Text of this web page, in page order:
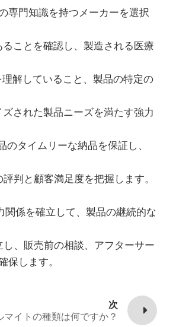
専門知識を持つメーカーを選択
ことを確認し、製造される医療
解していること、製品の特定の
された製品ニーズを満たす強力
タイムリーな納品を保証し、
判と顧客満足度を把握します。
係を確立して、製品の継続的な
、販売前の相談、アフターサー
します。
次
マイトの種類は何ですか？